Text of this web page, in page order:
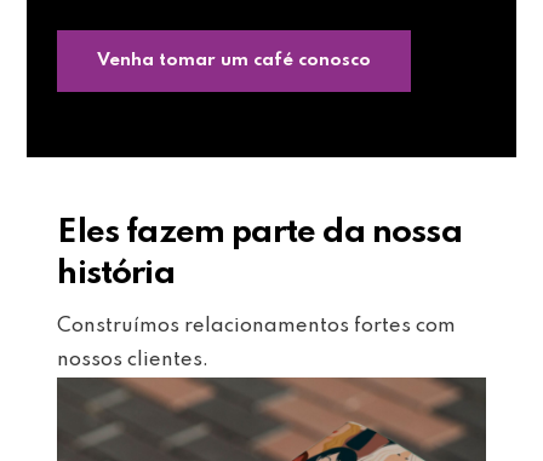
Venha tomar um café conosco
Eles fazem parte da nossa
história
Construímos relacionamentos fortes com
nossos clientes.